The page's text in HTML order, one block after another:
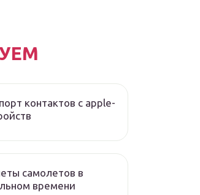
контактов с apple-
самолетов в
времени